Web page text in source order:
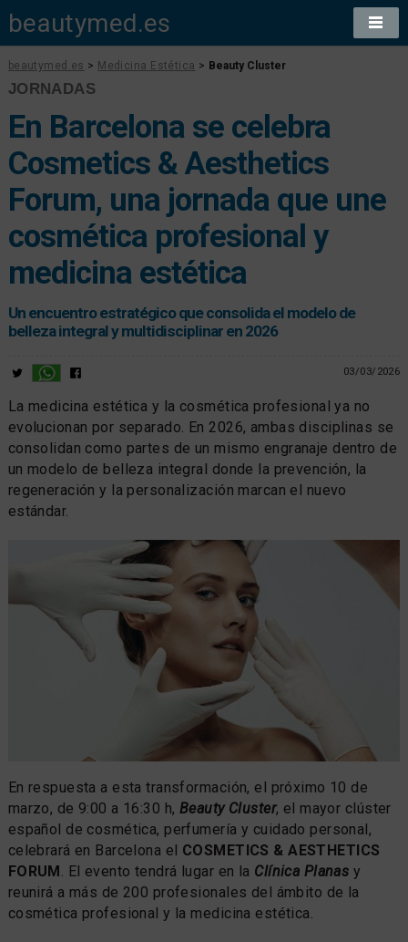
beautymed.es
beautymed.es > Medicina Estética > Beauty Cluster
JORNADAS
En Barcelona se celebra
Cosmetics & Aesthetics
Forum, una jornada que une
cosmética profesional y
medicina estética
Un encuentro estratégico que consolida el modelo de
belleza integral y multidisciplinar en 2026
03/03/2026
La medicina estética y la cosmética profesional ya no
evolucionan por separado. En 2026, ambas disciplinas se
consolidan como partes de un mismo engranaje dentro de
un modelo de belleza integral donde la prevención, la
regeneración y la personalización marcan el nuevo
estándar.
En respuesta a esta transformación, el próximo 10 de
marzo, de 9:00 a 16:30 h, Beauty Cluster, el mayor clúster
español de cosmética, perfumería y cuidado personal,
celebrará en Barcelona el COSMETICS & AESTHETICS
FORUM . El evento tendrá lugar en la Clínica Planas y
reunirá a más de 200 profesionales del ámbito de la
cosmética profesional y la medicina estética.